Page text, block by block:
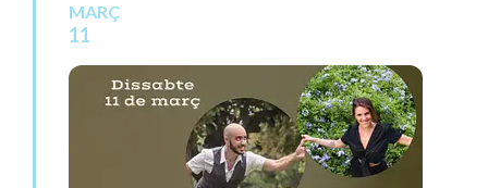
MARÇ
11